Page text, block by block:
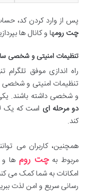
پس از وارد کردن کد،
چت رومها و کانال ها
تنظیمات امنیتی و شخصی
راه اندازی موفق تلگرام
تنظیمات امنیتی و شخصی
و شخصی داشته باشند.
دو مرحله ای است که یک
کند.
همچنین، کاربران می
مربوط بهچت رومها
امکانات به شما کمک می
رسانی سریع و امن لذت